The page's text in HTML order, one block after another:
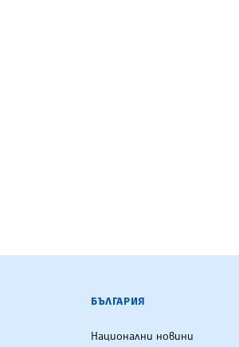
БЪЛГАРСКА
БЪЛГАРИЯ
Национални новини